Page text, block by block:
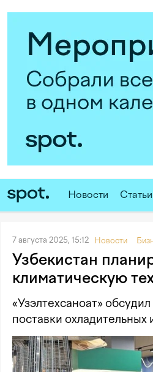
Новости Статьи
7 августа 2025, 15:12 Новости
Узбекистан
климатическую
«Узэлтехсаноат»
поставки